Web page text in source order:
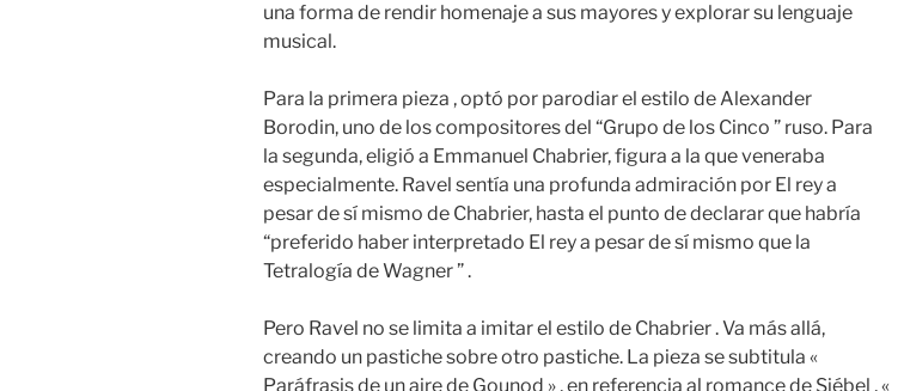
una forma de rendir homenaje a sus mayores y explorar su lenguaje
musical.
Para la primera pieza , optó por parodiar el estilo de Alexander
Borodin, uno de los compositores del “Grupo de los Cinco ” ruso. Para
la segunda, eligió a Emmanuel Chabrier, figura a la que veneraba
especialmente. Ravel sentía una profunda admiración por El rey a
pesar de sí mismo de Chabrier, hasta el punto de declarar que habría
“preferido haber interpretado El rey a pesar de sí mismo que la
Tetralogía de Wagner ” .
Pero Ravel no se limita a imitar el estilo de Chabrier . Va más allá,
creando un pastiche sobre otro pastiche. La pieza se subtitula «
Paráfrasis de un aire de Gounod » , en referencia al romance de Siébel , «